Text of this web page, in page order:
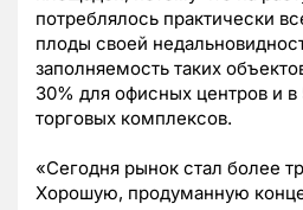
потреблялось практически
плоды своей
заполняемость таких
30% для офисных центров и
торговых комплексов.
«Сегодня рынок стал более
Хорошую, продуманную